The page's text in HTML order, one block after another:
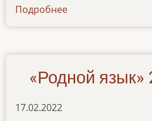
Подробнее
«Родной язык»
17.02.2022